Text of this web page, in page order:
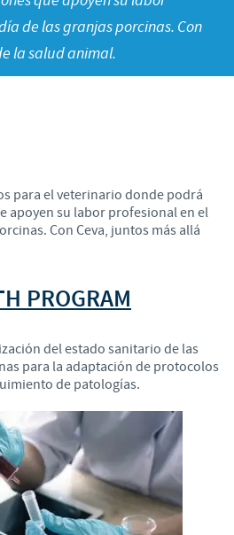
de las granjas porcinas. Con
la salud animal.
para el veterinario donde podrá
apoyen su labor profesional en el
Con Ceva, juntos más allá
PROGRAM
del estado sanitario de las
para la adaptación de protocolos
de patologías.